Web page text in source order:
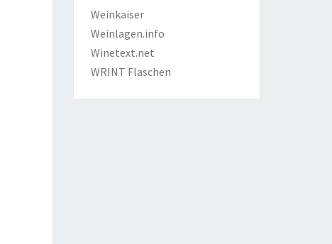
Weinkaiser
Weinlagen.info
Winetext.net
WRINT Flaschen